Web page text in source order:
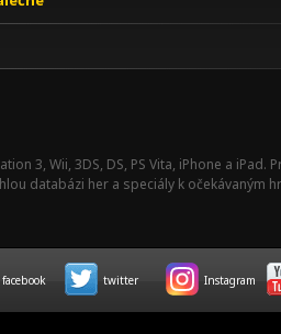
3, Wii, 3DS, DS, PS Vita, iPhone a
databázi her a speciály k očekávaným
facebook twitter Instagram